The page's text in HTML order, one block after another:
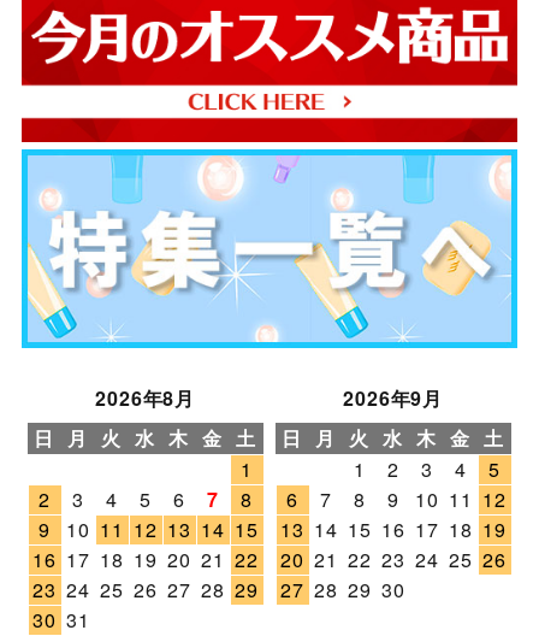
2026年8月
日
月 火 水 木 金 土
1
2
3 4 5 6 7
8
9
10 11 12 13 14 15
16 17 18 19 20 21 22
23 24 25 26 27 28 29
30 31
2026年9月
日
月 火 水 木 金 土
1
2 3 4
5
6
7 8 9 10 11 12
13 14 15 16 17 18 19
20 21 22 23 24 25 26
27 28 29 30